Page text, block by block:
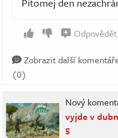
Odpovědět
Zobrazit další
(0)
Nový
vyjde v
5